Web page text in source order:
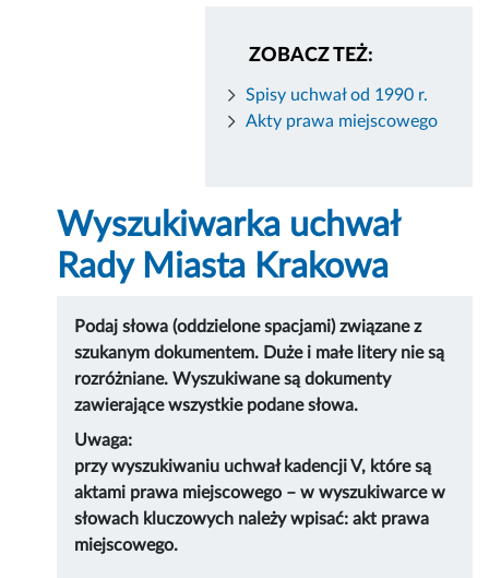
ZOBACZ TEŻ:
Spisy uchwał od 1990 r.
Akty prawa miejscowego
Wyszukiwarka uchwał
Rady Miasta Krakowa
Podaj słowa (oddzielone spacjami) związane z
szukanym dokumentem. Duże i małe litery nie są
rozróżniane. Wyszukiwane są dokumenty
zawierające wszystkie podane słowa.
Uwaga:
przy wyszukiwaniu uchwał kadencji V, które są
aktami prawa miejscowego – w wyszukiwarce w
słowach kluczowych należy wpisać: akt prawa
miejscowego.